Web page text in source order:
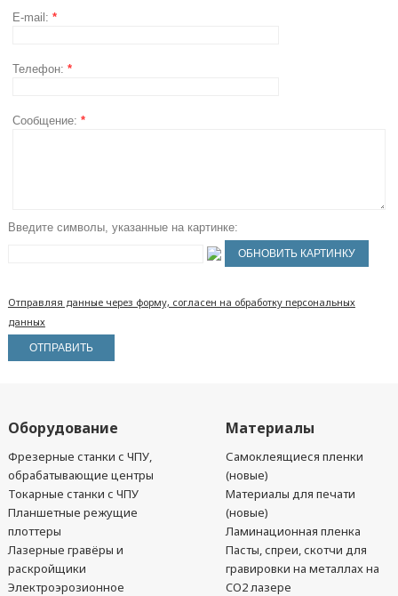
E-mail: *
Телефон: *
Сообщение: *
Введите символы, указанные на картинке:
Отправляя данные через форму, согласен на обработку персональных
данных
Оборудование
Фрезерные станки с ЧПУ,
обрабатывающие центры
Токарные станки с ЧПУ
Планшетные режущие
плоттеры
Лазерные гравёры и
раскройщики
Электроэрозионное
Материалы
Самоклеящиеся пленки
(новые)
Материалы для печати
(новые)
Ламинационная пленка
Пасты, спреи, скотчи для
гравировки на металлах на
CO2 лазере